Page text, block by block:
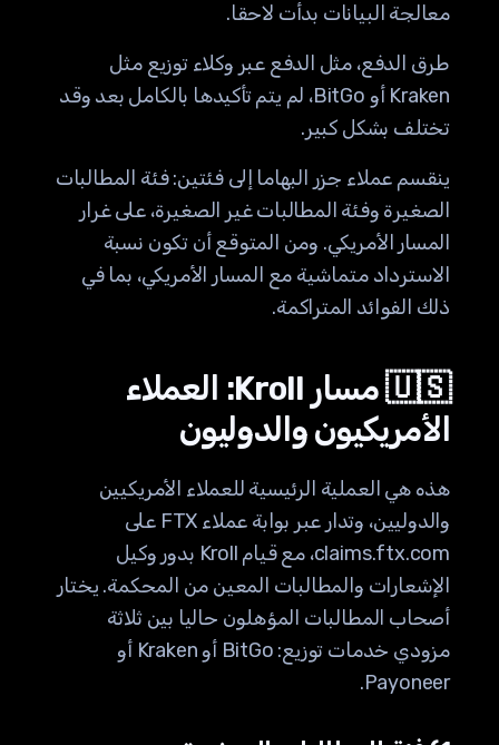
معالجة البيانات بدأت لاحقا.
طرق الدفع، مثل الدفع عبر وكلاء توزيع مثل
Kraken أو BitGo، لم يتم تأكيدها بالكامل بعد وقد
تختلف بشكل كبير.
ينقسم عملاء جزر البهاما إلى فئتين: فئة المطالبات
الصغيرة وفئة المطالبات غير الصغيرة، على غرار
المسار الأمريكي. ومن المتوقع أن تكون نسبة
الاسترداد متماشية مع المسار الأمريكي، بما في
ذلك الفوائد المتراكمة.
🇺🇸 مسار Kroll: العملاء
الأمريكيون والدوليون
هذه هي العملية الرئيسية للعملاء الأمريكيين
والدوليين، وتدار عبر بوابة عملاء FTX على
claims.ftx.com، مع قيام Kroll بدور وكيل
الإشعارات والمطالبات المعين من المحكمة. يختار
أصحاب المطالبات المؤهلون حاليا بين ثلاثة
مزودي خدمات توزيع: BitGo أو Kraken أو
Payoneer.